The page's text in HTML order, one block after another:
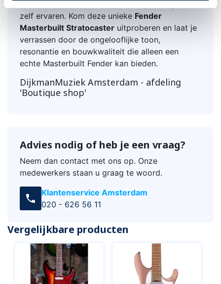
Een instrument van dit kaliber moet je eigenlijk
zelf ervaren. Kom deze unieke Fender
Masterbuilt Stratocaster uitproberen en laat je
verrassen door de ongelooflijke toon,
resonantie en bouwkwaliteit die alleen een
echte Masterbuilt Fender kan bieden.
DijkmanMuziek Amsterdam - afdeling
'Boutique shop'
Advies nodig of heb je een vraag?
Neem dan contact met ons op. Onze
medewerkers staan u graag te woord.
call
Klantenservice Amsterdam
020 - 626 56 11
Vergelijkbare producten